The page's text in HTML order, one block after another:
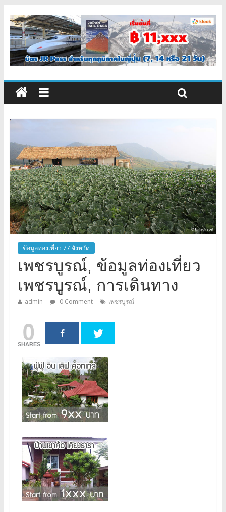
ข้อมูลท่องเที่ยว 77 จังหวัด
เพชรบูรณ์, ข้อมูลท่องเที่ยว
เพชรบูรณ์, การเดินทาง
admin 0 Comment เพชรบูรณ์
0
SHARES